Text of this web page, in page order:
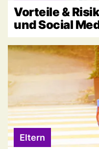
Vorteile &
und Social
Eltern